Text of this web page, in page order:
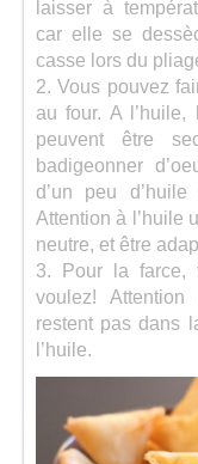
laisser à
car elle se
casse lors du
2. Vous pouvez
au four. A
peuvent être
badigeonner
d’un peu
Attention à l’huile
neutre, et être
3. Pour la farce,
voulez!
restent pas dans
l’huile.